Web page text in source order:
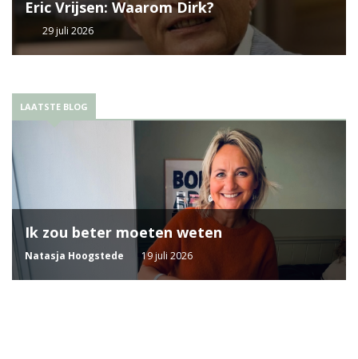
Eric Vrijsen: Waarom Dirk?
29 juli 2026
LAATSTE BLOG
Ik zou beter moeten weten
Natasja Hoogstede 19 juli 2026